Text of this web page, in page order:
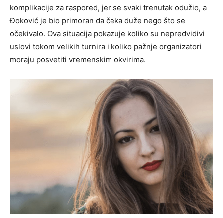
komplikacije za raspored, jer se svaki trenutak odužio, a
Đoković je bio primoran da čeka duže nego što se
očekivalo. Ova situacija pokazuje koliko su nepredvidivi
uslovi tokom velikih turnira i koliko pažnje organizatori
moraju posvetiti vremenskim okvirima.